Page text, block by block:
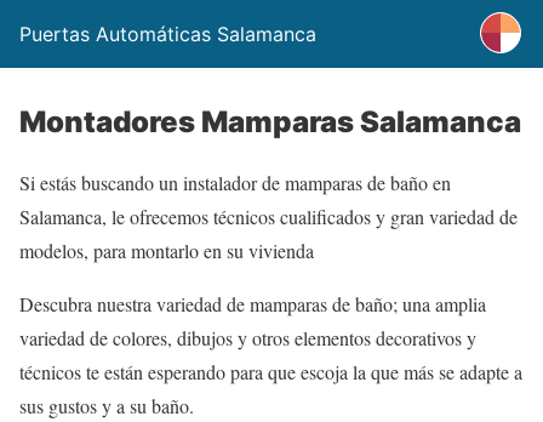
Puertas Automáticas Salamanca
Montadores Mamparas Salamanca
Si estás buscando un instalador de mamparas de baño en
Salamanca, le ofrecemos técnicos cualificados y gran variedad de
modelos, para montarlo en su vivienda
Descubra nuestra variedad de mamparas de baño; una amplia
variedad de colores, dibujos y otros elementos decorativos y
técnicos te están esperando para que escoja la que más se adapte a
sus gustos y a su baño.